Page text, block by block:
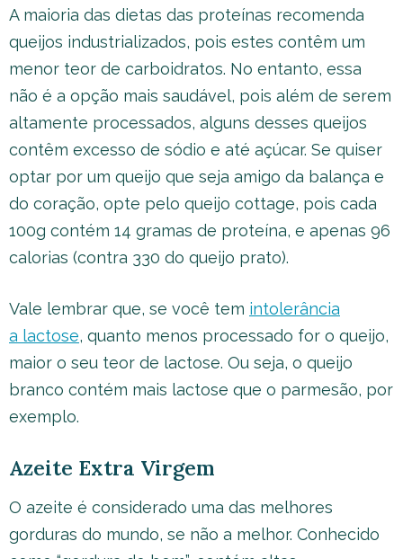
A maioria das dietas das proteínas recomenda
queijos industrializados, pois estes contêm um
menor teor de carboidratos. No entanto, essa
não é a opção mais saudável, pois além de serem
altamente processados, alguns desses queijos
contêm excesso de sódio e até açúcar. Se quiser
optar por um queijo que seja amigo da balança e
do coração, opte pelo queijo cottage, pois cada
100g contém 14 gramas de proteína, e apenas 96
calorias (contra 330 do queijo prato).
Vale lembrar que, se você tem intolerância
a lactose, quanto menos processado for o queijo,
maior o seu teor de lactose. Ou seja, o queijo
branco contém mais lactose que o parmesão, por
exemplo.
Azeite Extra Virgem
O azeite é considerado uma das melhores
gorduras do mundo, se não a melhor. Conhecido